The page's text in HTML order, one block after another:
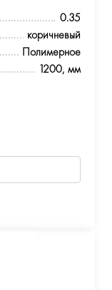
0.35
коричневый
Полимерное
1200, мм